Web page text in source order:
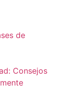
de
Consejos